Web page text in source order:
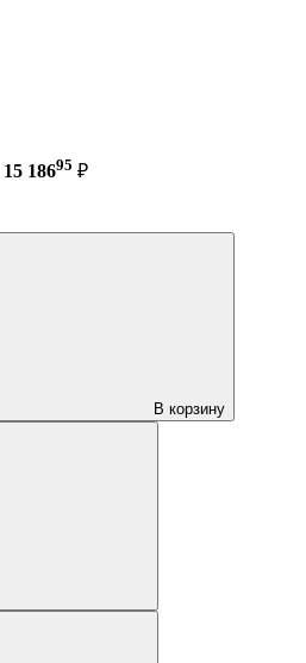
15 18695 ₽
В корзину